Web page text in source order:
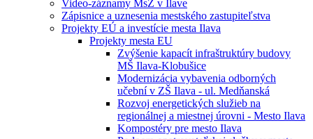
Video-záznamy MsZ v Ilave
Zápisnice a uznesenia mestského zastupiteľstva
Projekty EÚ a investície mesta Ilava
Projekty mesta EU
Zvýšenie kapacít infraštruktúry budovy
MŠ Ilava-Klobušice
Modernizácia vybavenia odborných
učební v ZŠ Ilava - ul. Medňanská
Rozvoj energetických služieb na
regionálnej a miestnej úrovni - Mesto Ilava
Kompostéry pre mesto Ilava